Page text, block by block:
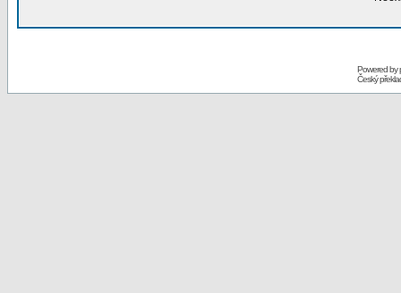
Powered by
Český